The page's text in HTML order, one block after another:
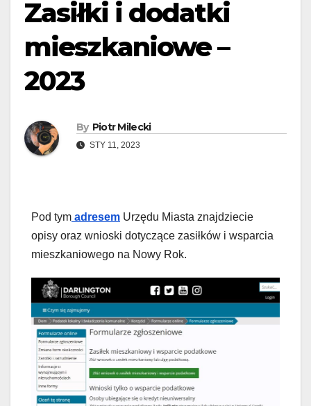
Zasiłki i dodatki
mieszkaniowe –
2023
By Piotr Milecki
STY 11, 2023
Pod tym adresem Urzędu Miasta znajdziecie
opisy oraz wnioski dotyczące zasiłków i wsparcia
mieszkaniowego na Nowy Rok.